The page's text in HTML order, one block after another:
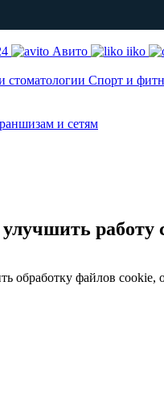
Авито iiko
стоматологии Спорт и
и сетям
работу
обработку файлов cookie,